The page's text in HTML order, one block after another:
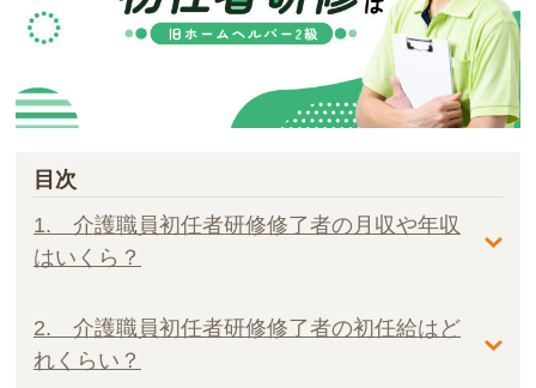
目次
1. 介護職員初任者研修修了者の月収や年収
はいくら？
2. 介護職員初任者研修修了者の初任給はど
れくらい？